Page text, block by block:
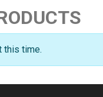
this time.